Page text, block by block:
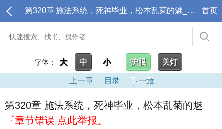
第320章 施法系统，死神毕业，松本乱菊的魅_哈利不想当巫师，只想当超级英雄 首页
字体： 大 中 小 护眼 关灯
上一章 目录 下一章
第320章 施法系统，死神毕业，松本乱菊的魅
『章节错误,点此举报』